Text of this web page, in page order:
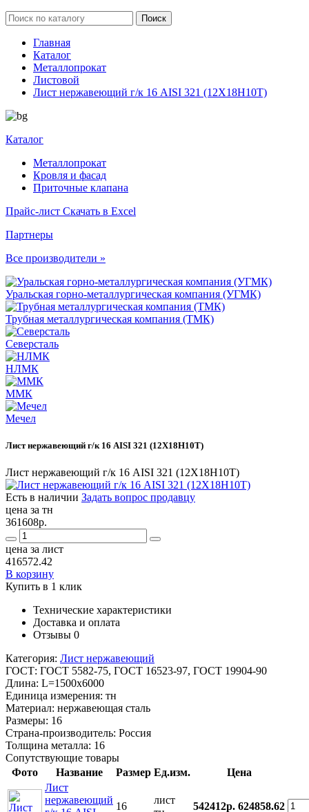
Главная
Каталог
Металлопрокат
Листовой
Лист нержавеющий г/к 16 AISI 321 (12Х18Н10Т)
Каталог
Металлопрокат
Кровля и фасад
Приточные клапана
Прайс-лист Скачать в Excel
Партнеры
Все производители »
Уральская горно-металлургическая компания (УГМК)
Трубная металлургическая компания (ТМК)
Северсталь
НЛМК
ММК
Мечел
Лист нержавеющий г/к 16 AISI 321 (12Х18Н10Т)
Лист нержавеющий г/к 16 AISI 321 (12Х18Н10Т)
Есть в наличии Задать вопрос продавцу
цена за тн
361608р.
цена за лист
416572.42
В корзину
Купить в 1 клик
Технические характеристики
Доставка и оплата
Отзывы 0
Категория: Лист нержавеющий
ГОСТ: ГОСТ 5582-75, ГОСТ 16523-97, ГОСТ 19904-90
Длина: L=1500x6000
Единица измерения: тн
Материал: нержавеющая сталь
Размеры: 16
Страна-производитель: Россия
Толщина металла: 16
Сопутствующие товары
Фото
Название Размер Ед.изм.
Цена
Лист
нержавеющий
16
лист
542412р. 624858.62